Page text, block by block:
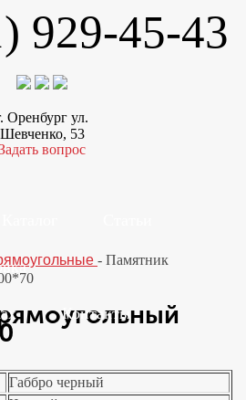
929-45-43
Оренбург ул.
Шевченко, 53
вопрос
Контакты
- Памятник
Габбро черный